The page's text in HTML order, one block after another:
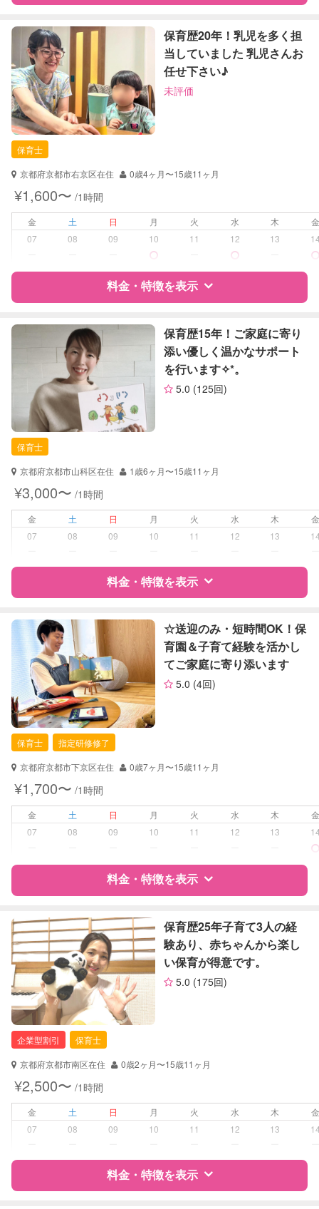
定期予約 お引き受けしていません
お子様の撮影
（定期特典）
対応不可
特徴 料金 レビュー
サポートの特徴
資格
自治体届出済ベビーシッター
保育士
対応可能/特徴
お泊まり保育
病児対応
障がい児対応 対応可否は個別に相談
レッスン なし
定期予約 可能
お子様の撮影
（定期特典）
対応可能
保育歴20年！乳児を多く担
当していました 乳児さんお
任せ下さい♪
未評価
保育士
京都府京都市右京区在住
0歳4ヶ月〜15歳11ヶ月
¥1,600〜 /1時間
金 土 日 月 火 水 木
07
08 09 10 11 12 13
料金・特徴を表示
特徴 料金 レビュー
サポートの特徴
資格
自治体届出済ベビーシッター
保育士
対応可能/特徴
子育て経験
病児対応
障がい児対応 対応可否は個別に相談
レッスン 絵・工作レッスン
お子様の撮影
（定期特典）
対応可能
保育歴15年！ご家庭に寄り
添い優しく温かなサポート
を行います✧︎*。
5.0 (125回)
保育士
京都府京都市山科区在住
1歳6ヶ月〜15歳11ヶ月
¥3,000〜 /1時間
金 土 日 月 火 水 木
07
08 09 10 11 12 13
料金・特徴を表示
特徴 料金 レビュー
サポートの特徴
資格
自治体届出済ベビーシッター
保育士
幼稚園教諭
クリンネスト1級
対応可能/特徴
子育て経験
対応可否は個別に相談
定期予約 可能
お子様の撮影
（定期特典）
対応可能
☆送迎のみ・短時間OK！保
育園＆子育て経験を活かし
てご家庭に寄り添います
5.0 (4回)
保育士
指定研修修了
京都府京都市下京区在住
0歳7ヶ月〜15歳11ヶ月
¥1,700〜 /1時間
金 土 日 月 火 水 木
07
08 09 10 11 12 13
料金・特徴を表示
特徴 料金 レビュー
サポートの特徴
資格
自治体届出済ベビーシッター
保育士
対応可能/特徴
子育て経験
病児対応
障がい児対応 対応可否は個別に相談
レッスン なし
保育歴25年子育て3人の経
験あり、赤ちゃんから楽し
い保育が得意です。
5.0 (175回)
企業型割引
保育士
京都府京都市南区在住
0歳2ヶ月〜15歳11ヶ月
¥2,500〜 /1時間
金 土 日 月 火 水 木
07
08 09 10 11 12 13
料金・特徴を表示